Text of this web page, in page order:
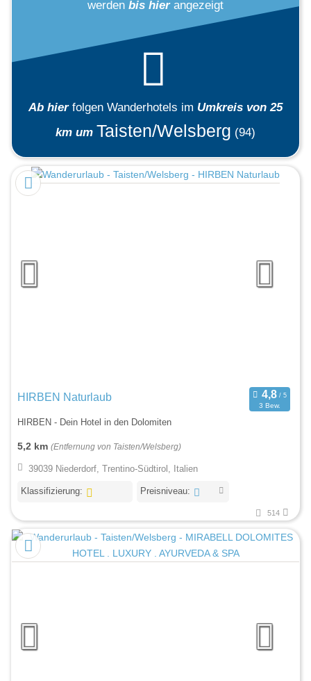
werden bis hierangezeigt
Ab hier folgen Wanderhotels im Umkreis von 25
km um Taisten/Welsberg (94)
HIRBEN Naturlaub
3 Bew.
HIRBEN - Dein Hotel in den Dolomiten
5,2 km (Entfernung von Taisten/Welsberg)
39039 Niederdorf, Trentino-Südtirol, Italien
Klassifizierung: Preisniveau:
514